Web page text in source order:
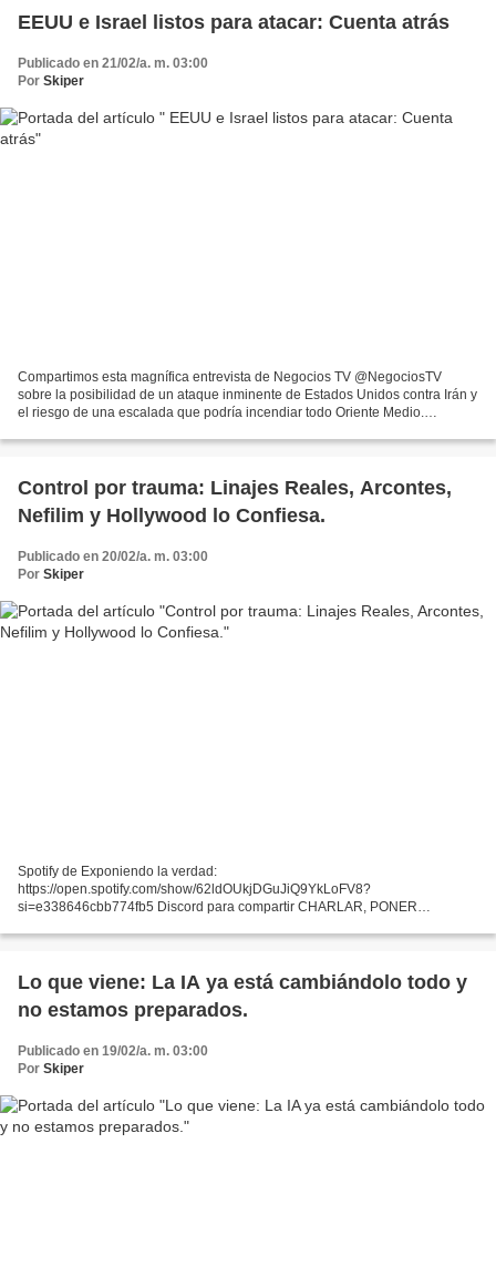
EEUU e Israel listos para atacar: Cuenta atrás
Publicado en 21/02/a. m. 03:00
Por Skiper
Compartimos esta magnífica entrevista de Negocios TV @NegociosTV
sobre la posibilidad de un ataque inminente de Estados Unidos contra Irán y
el riesgo de una escalada que podría incendiar todo Oriente Medio.
Control por trauma: Linajes Reales, Arcontes,
Nefilim y Hollywood lo Confiesa.
Publicado en 20/02/a. m. 03:00
Por Skiper
Spotify de Exponiendo la verdad:
https://open.spotify.com/show/62ldOUkjDGuJiQ9YkLoFV8?
si=e338646cbb774fb5 Discord para compartir CHARLAR, PONER
web: https://www.exponiendolaverdad.com/ Donaciones...
Lo que viene: La IA ya está cambiándolo todo y
no estamos preparados.
Publicado en 19/02/a. m. 03:00
Por Skiper